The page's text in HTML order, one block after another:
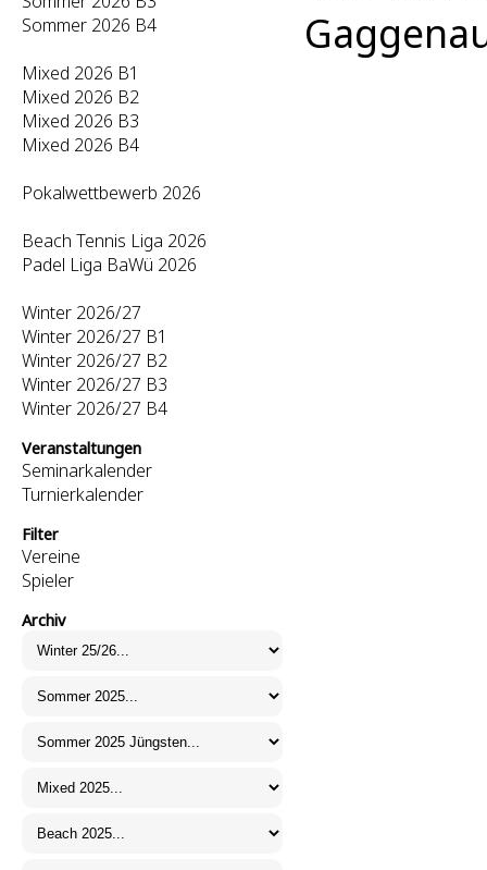
Sommer 2026 B4
Mixed 2026 B1
Mixed 2026 B2
Mixed 2026 B3
Mixed 2026 B4
Pokalwettbewerb 2026
Beach Tennis Liga 2026
Padel Liga BaWü 2026
Winter 2026/27
Winter 2026/27 B1
Winter 2026/27 B2
Winter 2026/27 B3
Winter 2026/27 B4
Veranstaltungen
Seminarkalender
Turnierkalender
Filter
Vereine
Spieler
Archiv